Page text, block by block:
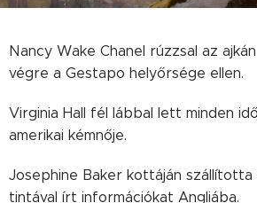
Nancy Wake Chanel rúzzsal az
végre a Gestapo helyőrsége ellen.
Virginia Hall fél lábbal lett minden
amerikai kémnője.
Josephine Baker kottáján szállította
tintával írt információkat Angliába.